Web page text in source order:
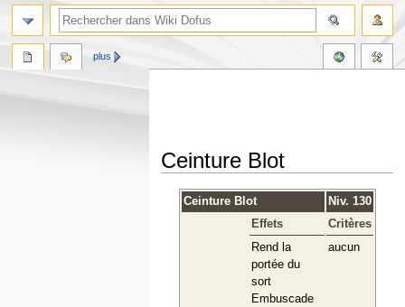
Ceinture Blot
Ceinture Blot
Niv. 130
Effets
Critères
Rend la
portée du
sort
Embuscade
aucun
plus